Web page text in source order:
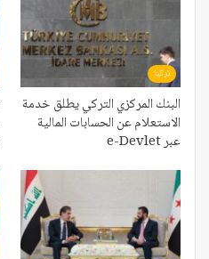
تركيا
البنك المركزي التركي يطلق خدمة
الاستعلام عن الحسابات المالية
عبر e-Devlet